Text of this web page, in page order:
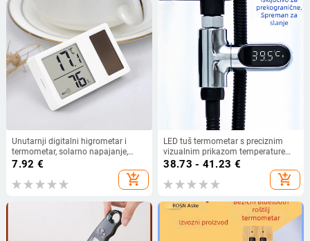
Unutarnji digitalni higrometar i
termometar, solarno napajanje,
kompaktan
7.92 €
add_shopping_cart
LED tuš termometar s preciznim
vizualnim prikazom temperature
vode, za tuširanje i kupanje bebe
38.73 - 41.23 €
add_shopping_cart